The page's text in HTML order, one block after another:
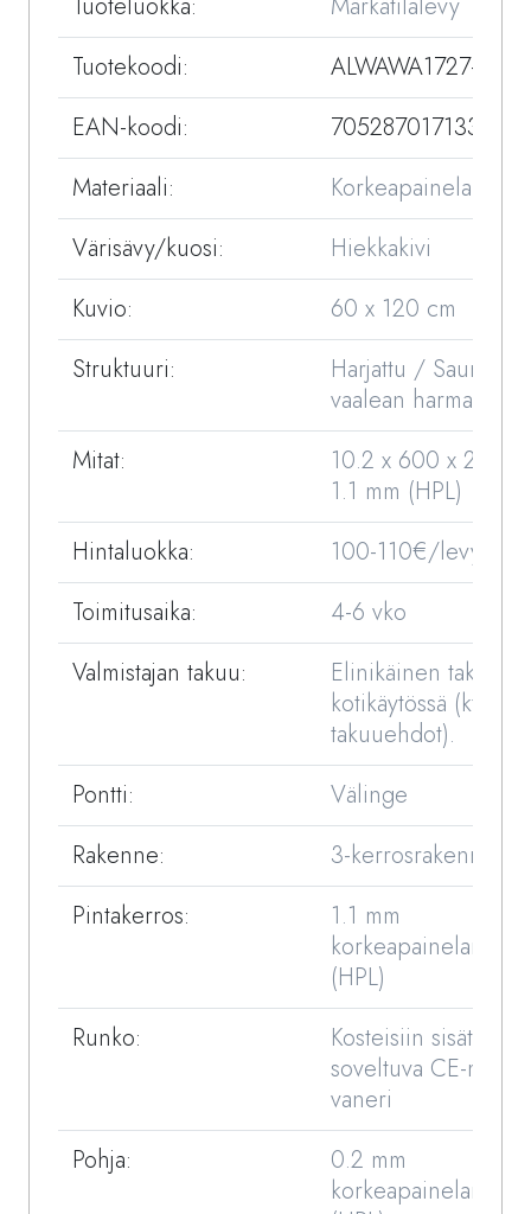
Tuotekoodi:
ALWAWA1727-01
EAN-koodi:
7052870171338
Materiaali:
Värisävy/kuosi:
Hiekkakivi
Kuvio:
60 x 120 cm
Struktuuri:
Harjattu / Sauma
vaalean harmaa
Mitat:
10.2 x 600 x 2400
1.1 mm (HPL)
Hintaluokka:
100-110€/levy
Toimitusaika:
4-6 vko
Valmistajan takuu:
Elinikäinen takuu
kotikäytössä (kts.
takuuehdot).
Pontti:
Välinge
Rakenne:
3-kerrosrakenne
Pintakerros:
1.1 mm
(HPL)
Runko:
Kosteisiin
soveltuva CE-
vaneri
Pohja:
0.2 mm